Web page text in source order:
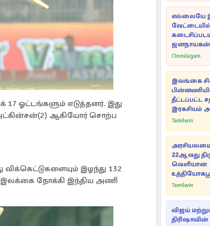
17 ஓட்டங்களும் எடுத்தனர். இது
ஆகியோர் சொற்ப
இழந்து 132
இலக்கை நோக்கி இந்திய அணி
எல்லையே
பாக்ஸ்
Cineulagam
இலங்கை
தீட்டப்பட்ட
இரகசியம்
Tamilwin
22ஆவது
வெளியான
அறிவிப்பு!
Tamilwin
விஜய்
திரிஷாவின்